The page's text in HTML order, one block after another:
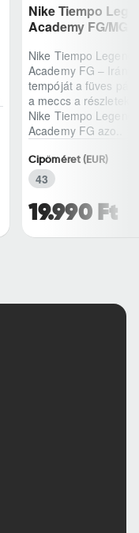
Nike Tiempo
Academy FG/MG
Nike Tiempo Legend
Academy FG –
tempóját a füves
a meccs a
Nike Tiempo Legend
Academy FG azo..
19.990 Ft
Cipőméret (EUR)
43